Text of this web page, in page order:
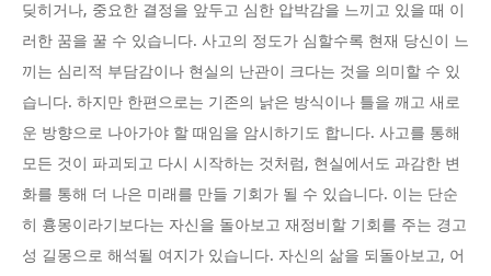
딪히거나, 중요한 결정을 앞두고 심한 압박감을 느끼고 있을 때 이
러한 꿈을 꿀 수 있습니다. 사고의 정도가 심할수록 현재 당신이 느
끼는 심리적 부담감이나 현실의 난관이 크다는 것을 의미할 수 있
습니다. 하지만 한편으로는 기존의 낡은 방식이나 틀을 깨고 새로
운 방향으로 나아가야 할 때임을 암시하기도 합니다. 사고를 통해
모든 것이 파괴되고 다시 시작하는 것처럼, 현실에서도 과감한 변
화를 통해 더 나은 미래를 만들 기회가 될 수 있습니다. 이는 단순
히 흉몽이라기보다는 자신을 돌아보고 재정비할 기회를 주는 경고
성 길몽으로 해석될 여지가 있습니다. 자신의 삶을 되돌아보고, 어